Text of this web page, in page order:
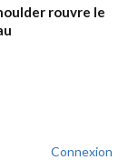
rouvre le
Connexion